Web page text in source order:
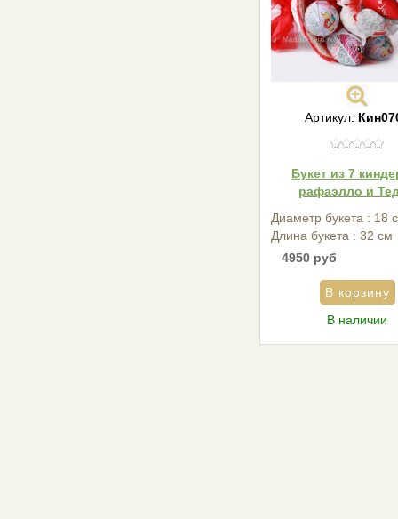
Артикул:
Букет из 7
рафаэлло и
Диаметр букета : 18
Длина букета : 32 см
4950 руб
В наличии